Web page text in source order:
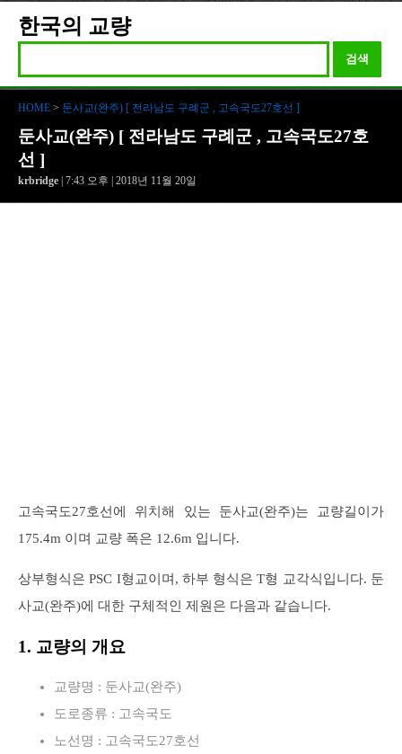
한국의 교량
검색
HOME > 둔사교(완주) [ 전라남도 구례군 , 고속국도27호선 ]
둔사교(완주) [ 전라남도 구례군 , 고속국도27호
선 ]
krbridge | 7:43 오후 | 2018년 11월 20일
고속국도27호선에 위치해 있는 둔사교(완주)는 교량길이가
175.4m 이며 교량 폭은 12.6m 입니다.
상부형식은 PSC I형교이며, 하부 형식은 T형 교각식입니다. 둔
사교(완주)에 대한 구체적인 제원은 다음과 같습니다.
1. 교량의 개요
교량명 : 둔사교(완주)
도로종류 : 고속국도
노선명 : 고속국도27호선